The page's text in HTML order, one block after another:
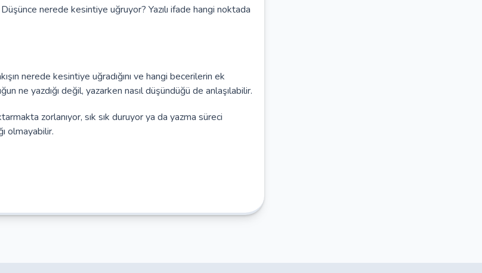
nerede kesintiye uğruyor? Yazılı ifade hangi noktada
nerede kesintiye uğradığını ve hangi becerilerin ek
ne yazdığı değil, yazarken nasıl düşündüğü de anlaşılabilir.
zorlanıyor, sık sık duruyor ya da yazma süreci
olmayabilir.